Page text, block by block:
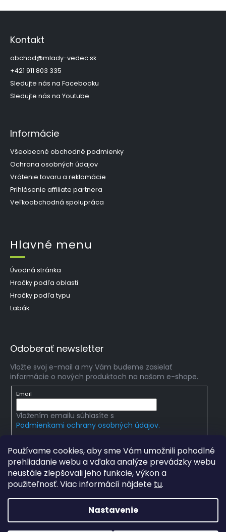
Používame cookies, aby sme Vám umožnili pohodlné
prehliadanie webu a vďaka analýze prevádzky webu
neustále zlepšovali jeho funkcie, výkon a
použiteľnosť. Viac informácií nájdete tu.
Nastavenie
Kontakt
obchod@mlady-vedec.sk
+421 911 803 335
Sledujte nás na Facebooku
Sledujte nás na Youtube
Informácie
Všeobecné obchodné podmienky
Ochrana osobných údajov
Vrátenie tovaru a reklamácie
Prihlásenie affiliate partnera
Veľkoobchodná spolupráca
Hlavné menu
Úvodná stránka
Hračky podľa oblasti
Hračky podľa typu
Labák
Odoberať newsletter
Vložte svoj e-mail a my Vám budeme zasielať
informácie o nových produktoch na našom e-shope.
Email
Vložením emailu súhlasíte s
Podmienkami ochrany osobných údajov.
Copyright 2026mlady-vedec.sk. Všetky práva
vyhradené.Upraviť nastavenie cookies
Grafický návrh vytvořil a na Shoptet implementoval
Hladatechka s.r.o.